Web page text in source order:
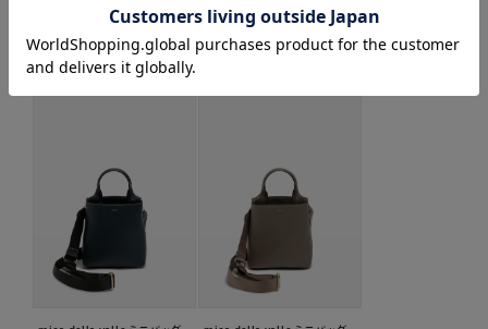
関連商品はこちら